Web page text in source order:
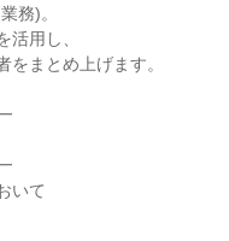
務)。
用し、
まとめ上げます。
いて